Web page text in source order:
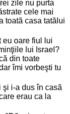
zile nu purta
cele mai
toată casa tatălui
eu oare fiul lui
lui Israel?
din toate
îmi vorbeşti tu
i-a dus în casă
erau ca la